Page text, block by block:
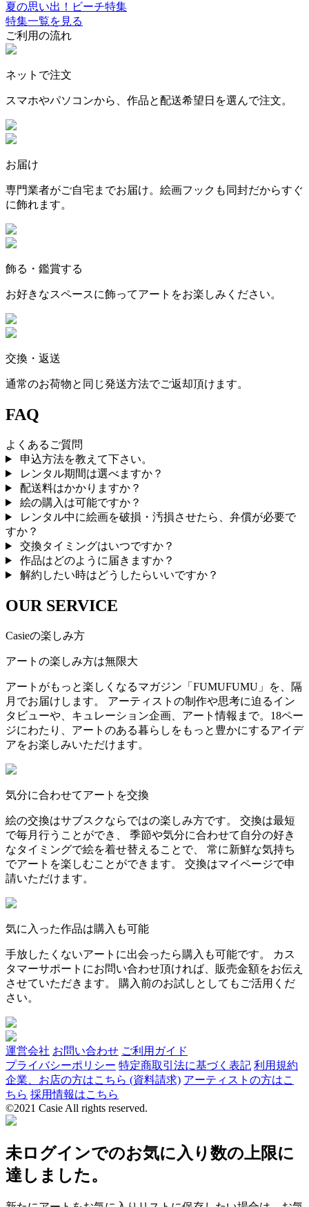
夏の思い出！ビーチ特集
特集一覧を見る
ご利用の流れ
ネットで注文
スマホやパソコンから、作品と配送希望日を選んで注文。
お届け
専門業者がご自宅までお届け。絵画フックも同封だからすぐ
に飾れます。
飾る・鑑賞する
お好きなスペースに飾ってアートをお楽しみください。
交換・返送
通常のお荷物と同じ発送方法でご返却頂けます。
FAQ
よくあるご質問
申込方法を教えて下さい。
レンタル期間は選べますか？
配送料はかかりますか？
絵の購入は可能ですか？
レンタル中に絵画を破損・汚損させたら、弁償が必要で
すか？
交換タイミングはいつですか？
作品はどのように届きますか？
解約したい時はどうしたらいいですか？
OUR SERVICE
Casieの楽しみ方
アートの楽しみ方は無限大
アートがもっと楽しくなるマガジン「FUMUFUMU」を、隔
月でお届けします。 アーティストの制作や思考に迫るイン
タビューや、キュレーション企画、アート情報まで。18ペー
ジにわたり、アートのある暮らしをもっと豊かにするアイデ
アをお楽しみいただけます。
気分に合わせてアートを交換
絵の交換はサブスクならではの楽しみ方です。 交換は最短
で毎月行うことができ、 季節や気分に合わせて自分の好き
なタイミングで絵を着せ替えることで、 常に新鮮な気持ち
でアートを楽しむことができます。 交換はマイページで申
請いただけます。
気に入った作品は購入も可能
手放したくないアートに出会ったら購入も可能です。 カス
タマーサポートにお問い合わせ頂ければ、販売金額をお伝え
させていただきます。 購入前のお試しとしてもご活用くだ
さい。
運営会社 お問い合わせ ご利用ガイド
プライバシーポリシー 特定商取引法に基づく表記 利用規約
企業、お店の方はこちら (資料請求) アーティストの方はこ
ちら 採用情報はこちら
©2021 Casie All rights reserved.
未ログインでのお気に入り数の上限に
達しました。